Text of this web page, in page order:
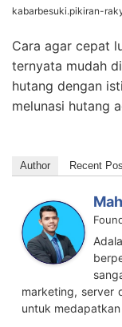
kabarbesuki.pikiran-
Cara agar cepat
ternyata mudah
hutang dengan
melunasi hutang
Author Recent
marketing, server
untuk